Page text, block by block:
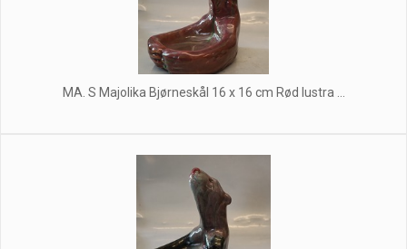
MA. S Majolika Bjørneskål 16 x 16 cm Rød lustra ...